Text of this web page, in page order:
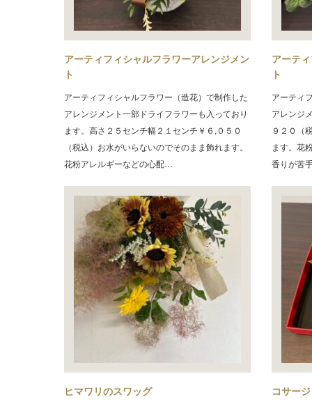
アーティフィシャルフラワーアレンジメン
ト
アーティフィシャルフラワー（造花）で制作した
アレンジメント一部ドライフラワーも入っており
ます。高さ２５センチ幅２１センチ￥６,０５０
（税込）お水がいらないのでそのまま飾れます。
花粉アレルギーなどの心配…
アーテ
ト
アーティ
アレンジ
９２０（
ます。花
香りが苦
ヒマワリのスワッグ コサー